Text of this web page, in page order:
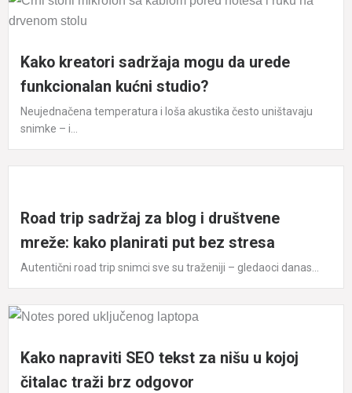
Kako kreatori sadržaja mogu da urede
funkcionalan kućni studio?
Neujednačena temperatura i loša akustika često uništavaju
snimke – i...
Road trip sadržaj za blog i društvene
mreže: kako planirati put bez stresa
Autentični road trip snimci sve su traženiji – gledaoci danas...
Kako napraviti SEO tekst za nišu u kojoj
čitalac traži brz odgovor